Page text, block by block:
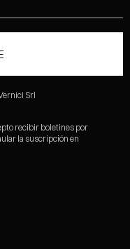
Srl
recibir boletines por
la suscripción en